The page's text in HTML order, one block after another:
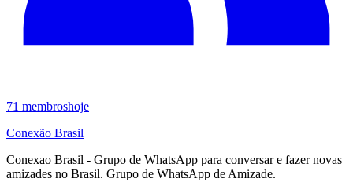
71 membroshoje
Conexão Brasil
Conexao Brasil - Grupo de WhatsApp para conversar e fazer novas
amizades no Brasil. Grupo de WhatsApp de Amizade.